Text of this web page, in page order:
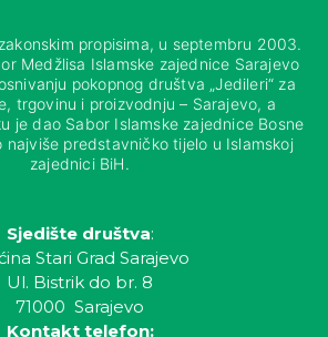
propisima, u septembru 2003.
Medžlisa Islamske zajednice Sarajevo
pokopnog društva „Jedileri“ za
trgovinu i proizvodnju – Sarajevo, a
je dao Sabor Islamske zajednice Bosne
najviše predstavničko tijelo u Islamskoj
zajednici BiH.
Sjedište društva:
Stari Grad Sarajevo
Ul. Bistrik do br. 8
71000 Sarajevo
Kontakt telefon: